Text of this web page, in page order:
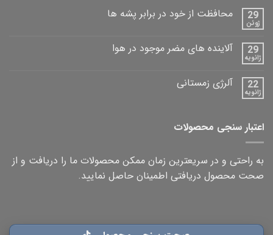
29
ژوئن
محافظت از خود در برابر پشه ها
29
ژانویه
آلاینده های مضر موجود در هوا
22
ژانویه
آلرژی زمستانی
اعتبار سنجی محصولات
به راحتی و در سریعترین زمان ممکن محصولات ما را دریافت و از
صحت محصول دریافتی اطمینان حاصل نمایید.